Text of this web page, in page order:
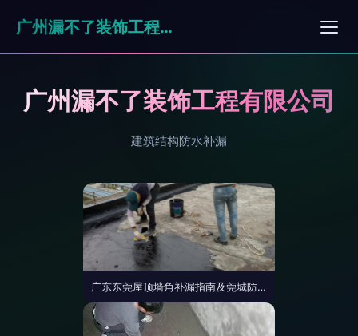
广州漏不了装饰工程有限公司
广州漏不了装饰工程有限公司
建筑结构防水补漏
广东东莞屋顶墙角补漏指南及莞城防水工程公司应用策略